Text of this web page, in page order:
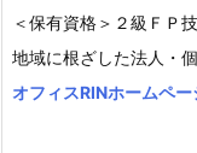
＜保有資格＞２級ＦＰ
地域に根ざした法人・
オフィスRINホームペー